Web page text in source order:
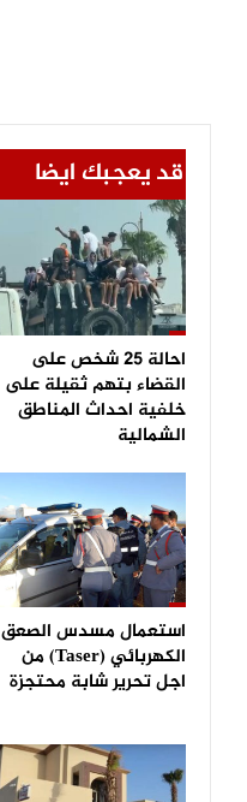
قد يعجبك ايضا
احالة 25 شخص على
القضاء بتهم ثقيلة على
خلفية احداث المناطق
الشمالية
استعمال مسدس الصعق
الكهربائي (Taser) من
اجل تحرير شابة محتجزة